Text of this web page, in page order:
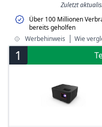
Zuletzt
Über 100 Millionen
bereits geholfen
Werbehinweis
Wie
1